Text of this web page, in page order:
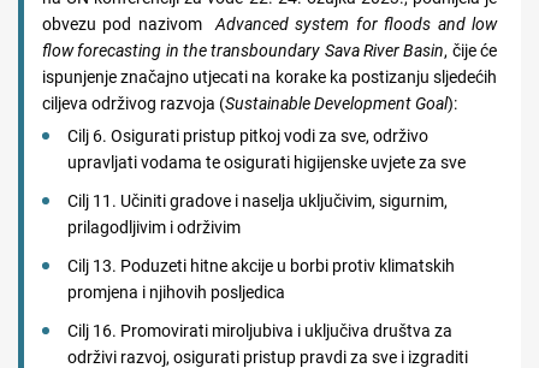
obvezu pod nazivom Advanced system for floods and low
flow forecasting in the transboundary Sava River Basin, čije će
ispunjenje značajno utjecati na korake ka postizanju sljedećih
ciljeva održivog razvoja (Sustainable Development Goal):
Cilj 6. Osigurati pristup pitkoj vodi za sve, održivo
upravljati vodama te osigurati higijenske uvjete za sve
Cilj 11. Učiniti gradove i naselja uključivim, sigurnim,
prilagodljivim i održivim
Cilj 13. Poduzeti hitne akcije u borbi protiv klimatskih
promjena i njihovih posljedica
Cilj 16. Promovirati miroljubiva i uključiva društva za
održivi razvoj, osigurati pristup pravdi za sve i izgraditi